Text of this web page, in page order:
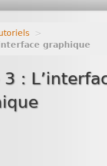
>
graphique
3 :